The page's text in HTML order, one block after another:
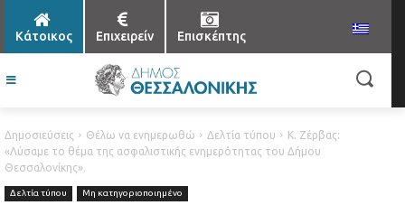
Κάτοικος Επιχειρείν Επισκέπτης
Δημοσιεύσεις Θέλω να ενημερωθώ Δελτία τύπου
Κ. Ζέρβας:
«Λύσαμε το θέμα της ασφαλιστικής ενημερότητας του Δήμου
Θεσσαλονίκης».
Δελτία τύπου Μη κατηγοριοποιημένο